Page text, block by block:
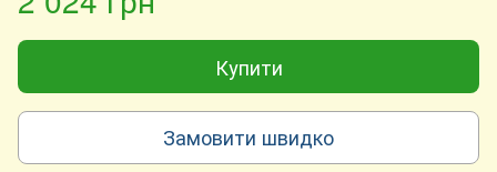
Купити
Замовити швидко